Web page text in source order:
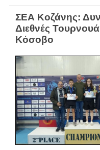
ΣΕΑ Κοζάνης:
Διεθνές
Κόσοβο